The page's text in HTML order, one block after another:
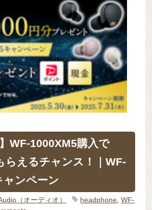
】WF-1000XM5購入で
らえるチャンス！｜WF-
ャンペーン
（オーディオ） headphone,WF-